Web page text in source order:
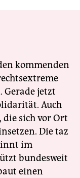
kommenden
Gerade jetzt
Auch
sich vor Ort
Die taz
im
bundesweit
einen